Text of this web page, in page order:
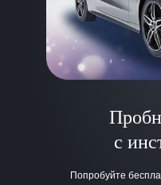
с
Попробуйте